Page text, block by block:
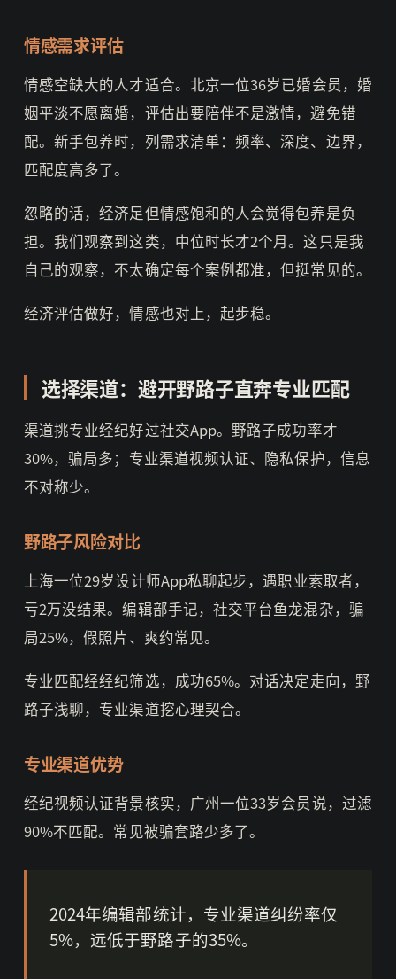
情感需求评估
情感空缺大的人才适合。北京一位36岁已婚会员，婚
姻平淡不愿离婚，评估出要陪伴不是激情，避免错
配。新手包养时，列需求清单：频率、深度、边界，
匹配度高多了。
忽略的话，经济足但情感饱和的人会觉得包养是负
担。我们观察到这类，中位时长才2个月。这只是我
自己的观察，不太确定每个案例都准，但挺常见的。
经济评估做好，情感也对上，起步稳。
选择渠道：避开野路子直奔专业匹配
渠道挑专业经纪好过社交App。野路子成功率才
30%，骗局多；专业渠道视频认证、隐私保护，信息
不对称少。
野路子风险对比
上海一位29岁设计师App私聊起步，遇职业索取者，
亏2万没结果。编辑部手记，社交平台鱼龙混杂，骗
局25%，假照片、爽约常见。
专业匹配经经纪筛选，成功65%。对话决定走向，野
路子浅聊，专业渠道挖心理契合。
专业渠道优势
经纪视频认证背景核实，广州一位33岁会员说，过滤
90%不匹配。常见被骗套路少多了。
2024年编辑部统计，专业渠道纠纷率仅
5%，远低于野路子的35%。